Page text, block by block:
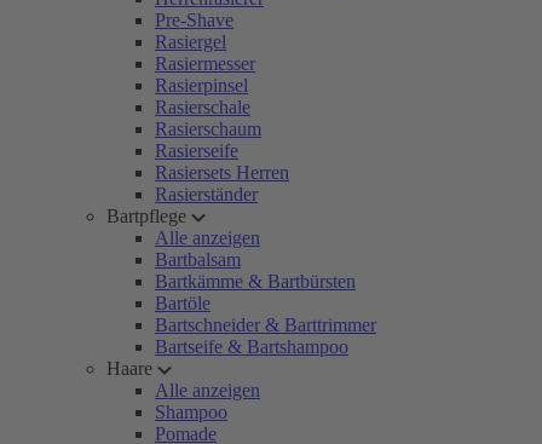
Pre-Shave
Rasiergel
Rasiermesser
Rasierpinsel
Rasierschale
Rasierschaum
Rasierseife
Rasiersets Herren
Rasierständer
Bartpflege
Alle anzeigen
Bartbalsam
Bartkämme & Bartbürsten
Bartöle
Bartschneider & Barttrimmer
Bartseife & Bartshampoo
Haare
Alle anzeigen
Shampoo
Pomade